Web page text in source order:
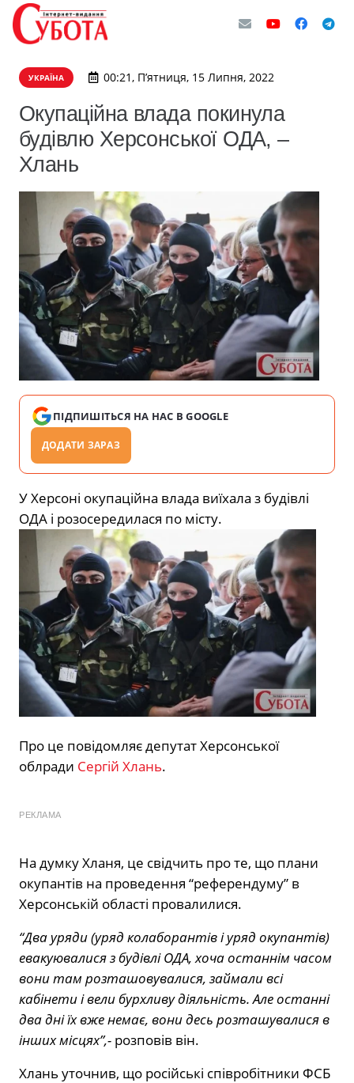
УКРАЇНА 00:21, П’ятниця, 15 Липня, 2022
Окупаційна влада покинула
будівлю Херсонської ОДА, –
Хлань
ПІДПИШІТЬСЯ НА НАС В GOOGLE
ДОДАТИ ЗАРАЗ
У Херсоні окупаційна влада виїхала з будівлі
ОДА і розосередилася по місту.
Про це повідомляє депутат Херсонської
облради Сергій Хлань.
РЕКЛАМА
На думку Хланя, це свідчить про те, що плани
окупантів на проведення “референдуму” в
Херсонській області провалилися.
“Два уряди (уряд колаборантів і уряд окупантів)
евакуювалися з будівлі ОДА, хоча останнім часом
вони там розташовувалися, займали всі
кабінети і вели бурхливу діяльність. Але останні
два дні їх вже немає, вони десь розташувалися в
інших місцях”,- розповів він.
Хлань уточнив, що російські співробітники ФСБ